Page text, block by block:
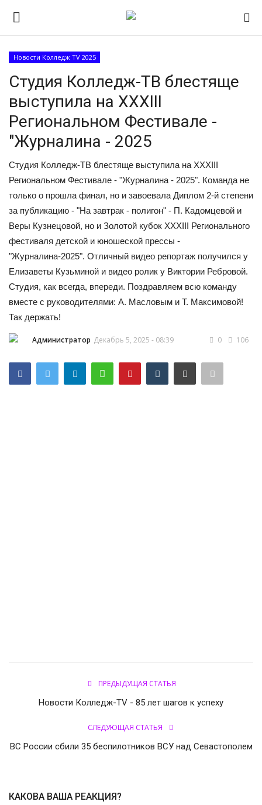
Главная
ПРИЁМНАЯ КАМПАНИЯ 2026
Южно-Уральский
государственный технический
колледж
Проекты
Приложение на телефон
НОВОСТИ КОЛЛЕДЖ TV
КОЛЛЕДЖ ДЕНЬ ЗА ДНЕМ
ГОСТЬ В СТУДИИ
Фотогалерея
Погода
Новости Колледж TV 2025
Студия Колледж-ТВ блестяще
выступила на XXXIII
Региональном Фестивале -
"Журналина - 2025
Студия Колледж-ТВ блестяще выступила на XXXIII
Региональном Фестивале - "Журналина - 2025". Команда не
только o прошла финал, но и завоевала Диплом 2-й степени
за публикацию - "На завтрак - полигон" - П. Кадомцевой и
Веры Кузнецовой, но и Золотой кубок ХХХIII Регионального
фестиваля детской и юношеской прессы -
"Журналина-2025". Отличный видео репортаж получился у
Елизаветы Кузьминой и видео ролик у Виктории Ребровой.
Студия, как всегда, впереди. Поздравляем всю команду
вместе с руководителями: А. Масловым и Т. Максимовой!
Так держать!
Администратор Декабрь 5, 2025 - 08:39 0 106
ПРЕДЫДУЩАЯ СТАТЬЯ
Новости Колледж-TV - 85 лет шагов к успеху
СЛЕДУЮЩАЯ СТАТЬЯ
ВС России сбили 35 беспилотников ВСУ над Севастополем
КАКОВА ВАША РЕАКЦИЯ?